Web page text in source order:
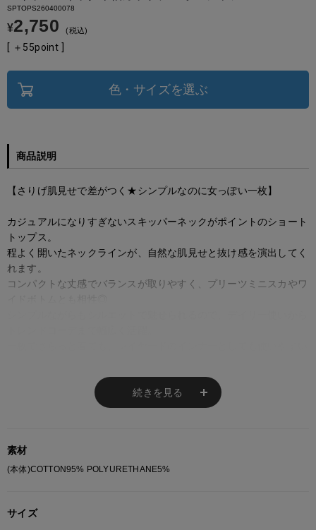
SPTOPS260400078
¥2,750 税込
[ ＋ 55point ]
色・サイズを選ぶ
商品説明
【さりげ肌見せで差がつく★シンプルなのに女っぽい一枚】
カジュアルになりすぎないスキッパーネックがポイントのショート
トップス。
程よく開いたネックラインが、自然な肌見せと抜け感を演出してく
れます。
コンパクトな丈感でバランスが取りやすく、プリーツミニスカやワ
1：大人気アイテムが半袖になって登場！
【ファッション系統】
続きを見る
素材
(本体)COTTON95% POLYURETHANE5%
サイズ